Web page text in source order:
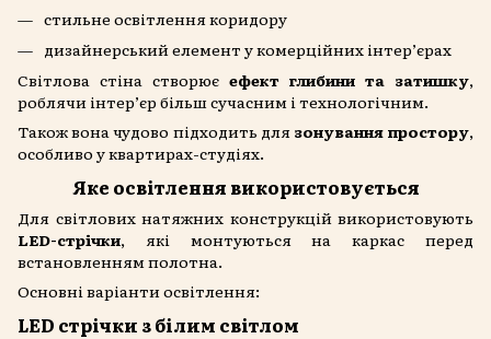
стильне освітлення коридору
дизайнерський елемент у комерційних інтер’єрах
Світлова стіна створює ефект глибини та затишку,
роблячи інтер’єр більш сучасним і технологічним.
Також вона чудово підходить для зонування простору,
особливо у квартирах-студіях.
Яке освітлення використовується
Для світлових натяжних конструкцій використовують
LED-стрічки, які монтуються на каркас перед
встановленням полотна.
Основні варіанти освітлення:
LED стрічки з білим світлом